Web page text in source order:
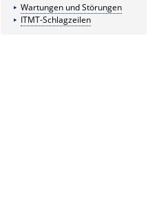
Wartungen und Störungen
ITMT-Schlagzeilen